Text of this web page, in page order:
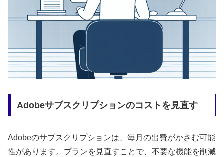
Adobeサブスクリプションのコストを見直す
Adobeのサブスクリプションは、毎月の出費がかさむ可能
性があります。プランを見直すことで、不要な機能を削減